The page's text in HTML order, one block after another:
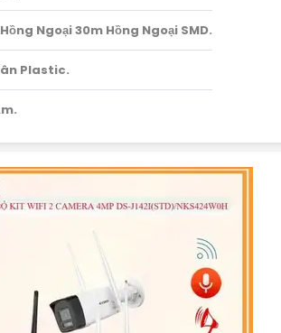
Hồng Ngoại 30m Hồng Ngoại SMD.
Plastic.